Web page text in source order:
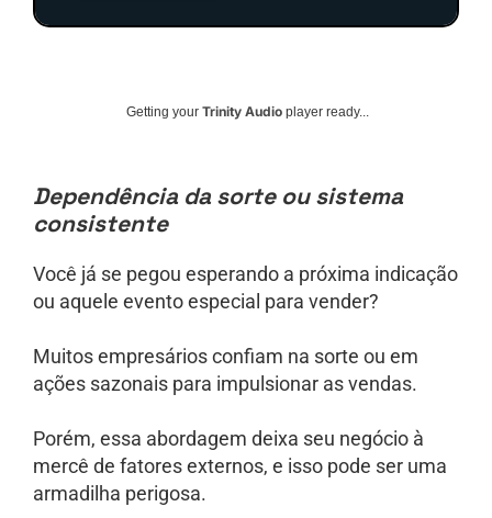
Getting your Trinity Audioplayer ready...
Dependência da sorte ou sistema
consistente
Você já se pegou esperando a próxima indicação
ou aquele evento especial para vender?
Muitos empresários confiam na sorte ou em
ações sazonais para impulsionar as vendas.
Porém, essa abordagem deixa seu negócio à
mercê de fatores externos, e isso pode ser uma
armadilha perigosa.